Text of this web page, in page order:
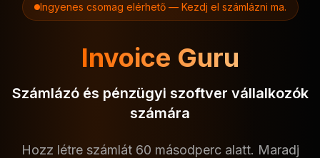
Ingyenes csomag elérhető — Kezdj el számlázni ma.
Invoice Guru
Számlázó és pénzügyi szoftver vállalkozók
számára
Hozz létre számlát 60 másodperc alatt. Maradj